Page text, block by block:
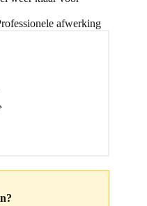
afwerking